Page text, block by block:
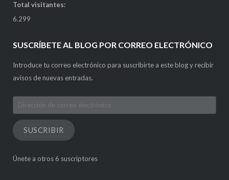
Total visitantes:
6.299
SUSCRÍBETE AL BLOG POR CORREO ELECTRÓNICO
Introduce tu correo electrónico para suscribirte a este blog y recibir
avisos de nuevas entradas.
Dirección
de
correo
electrónico
SUSCRIBIR
Únete a otros 6 suscriptores